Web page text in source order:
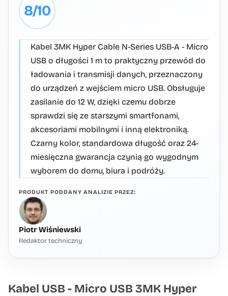
8/10
Kabel 3MK Hyper Cable N-Series USB-A - Micro
USB o długości 1 m to praktyczny przewód do
ładowania i transmisji danych, przeznaczony
do urządzeń z wejściem micro USB. Obsługuje
zasilanie do 12 W, dzięki czemu dobrze
sprawdzi się ze starszymi smartfonami,
akcesoriami mobilnymi i inną elektroniką.
Czarny kolor, standardowa długość oraz 24-
miesięczna gwarancja czynią go wygodnym
wyborem do domu, biura i podróży.
PRODUKT PODDANY ANALIZIE PRZEZ:
Piotr Wiśniewski
Redaktor techniczny
Kabel USB - Micro USB 3MK Hyper